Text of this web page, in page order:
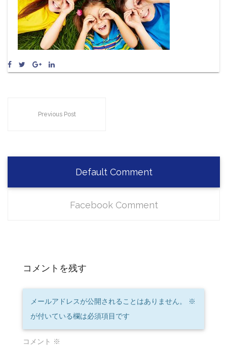
Previous Post
Default Comment
Facebook Comment
コメントを残す
メールアドレスが公開されることはありません。
※
が付いている欄は必須項目です
コメント ※